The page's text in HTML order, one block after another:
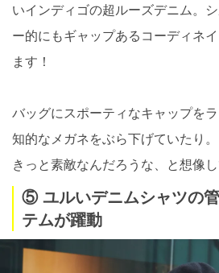
いインディゴの超ルーズデニム。
ー的にもギャップあるコーディネ
ます！
バッグにスポーティなキャップを
知的なメガネをぶら下げていたり
きっと素敵なんだろうな、と想像し
⑤ ユルいデニムシャツの
テムが躍動